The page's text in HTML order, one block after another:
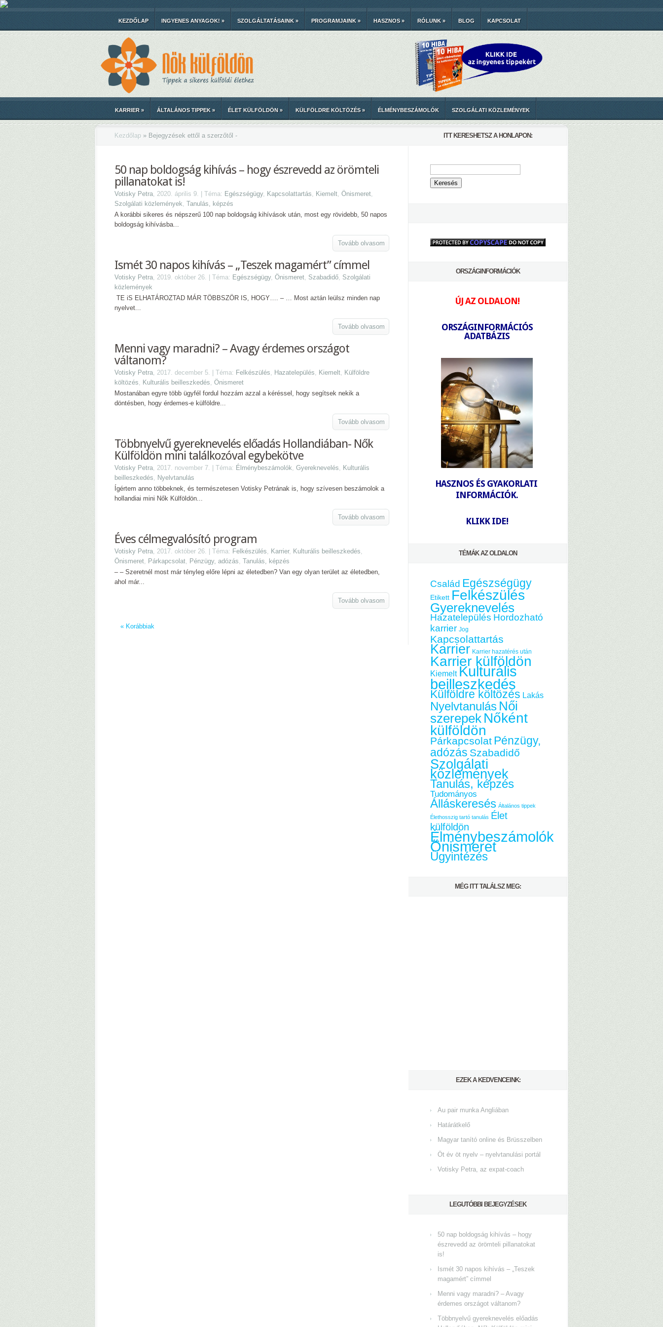
KEZDŐLAP INGYENES ANYAGOK! » SZOLGÁLTATÁSAINK » PROGRAMJAINK » HASZNOS» RÓLUNK » BLOG KAPCSOLAT
KARRIER» ÁLTALÁNOS TIPPEK » ÉLET KÜLFÖLDÖN » KÜLFÖLDRE KÖLTÖZÉS» ÉLMÉNYBESZÁMOLÓK SZOLGÁLATI KÖZLEMÉNYEK
Kezdőlap » Bejegyzések ettől a szerzőtől -
50 nap boldogság kihívás – hogy észrevedd az örömteli
pillanatokat is!
Votisky Petra, 2020. április 9. | Téma: Egészségügy, Kapcsolattartás, Kiemelt, Önismeret,
Szolgálati közlemények, Tanulás, képzés
A korábbi sikeres és népszerű 100 nap boldogság kihívások után, most egy rövidebb, 50 napos
boldogság kihívásba...
Tovább olvasom
Ismét 30 napos kihívás – „Teszek magamért” címmel
Votisky Petra, 2019. október 26. | Téma: Egészségügy, Önismeret, Szabadidő, Szolgálati
közlemények
TE iS ELHATÁROZTAD MÁR TÖBBSZÖR IS, HOGY…. – … Most aztán leülsz minden nap
nyelvet...
Tovább olvasom
Menni vagy maradni? – Avagy érdemes országot
váltanom?
Votisky Petra, 2017. december 5. | Téma: Felkészülés, Hazatelepülés, Kiemelt, Külföldre
költözés, Kulturális beilleszkedés, Önismeret
Mostanában egyre több ügyfél fordul hozzám azzal a kéréssel, hogy segítsek nekik a
döntésben, hogy érdemes-e külföldre...
Tovább olvasom
Többnyelvű gyereknevelés előadás Hollandiában- Nők
Külföldön mini találkozóval egybekötve
Votisky Petra, 2017. november 7. | Téma: Élménybeszámolók, Gyereknevelés, Kulturális
beilleszkedés, Nyelvtanulás
Ígértem anno többeknek, és természetesen Votisky Petrának is, hogy szívesen beszámolok a
hollandiai mini Nők Külföldön...
Tovább olvasom
Éves célmegvalósító program
Votisky Petra, 2017. október 26. | Téma: Felkészülés, Karrier, Kulturális beilleszkedés,
Önismeret, Párkapcsolat, Pénzügy, adózás, Tanulás, képzés
– – Szeretnél most már tényleg előre lépni az életedben? Van egy olyan terület az életedben,
ahol már...
Tovább olvasom
« Korábbiak
ITT KERESHETSZ A HONLAPON:
ORSZÁGINFORMÁCIÓK
ÚJ AZ OLDALON!
ORSZÁGINFORMÁCIÓS
ADATBÁZIS
HASZNOS ÉS GYAKORLATI
INFORMÁCIÓK.
KLIKK IDE!
TÉMÁK AZ OLDALON
Család Egészségügy
Etikett Felkészülés
Gyereknevelés
Hazatelepülés Hordozható
karrier Jog
Kapcsolattartás
Karrier Karrier hazatérés után
Karrier külföldön
Kiemelt Kulturális
beilleszkedés
Külföldre költözés Lakás
Nyelvtanulás Női
szerepek Nőként
külföldön
Párkapcsolat Pénzügy,
adózás Szabadidő
Szolgálati
közlemények
Tanulás, képzés
Tudományos
Álláskeresés Általános tippek
Élethosszig tartó tanulás Élet
külföldön
Élménybeszámolók
Önismeret
Ügyintézés
MÉG ITT TALÁLSZ MEG:
EZEK A KEDVENCEINK:
Au pair munka Angliában
Határátkelő
Magyar tanító online és Brüsszelben
Öt év öt nyelv – nyelvtanulási portál
Votisky Petra, az expat-coach
LEGUTÓBBI BEJEGYZÉSEK
50 nap boldogság kihívás – hogy
észrevedd az örömteli pillanatokat
is!
Ismét 30 napos kihívás – „Teszek
magamért” címmel
Menni vagy maradni? – Avagy
érdemes országot váltanom?
Többnyelvű gyereknevelés előadás